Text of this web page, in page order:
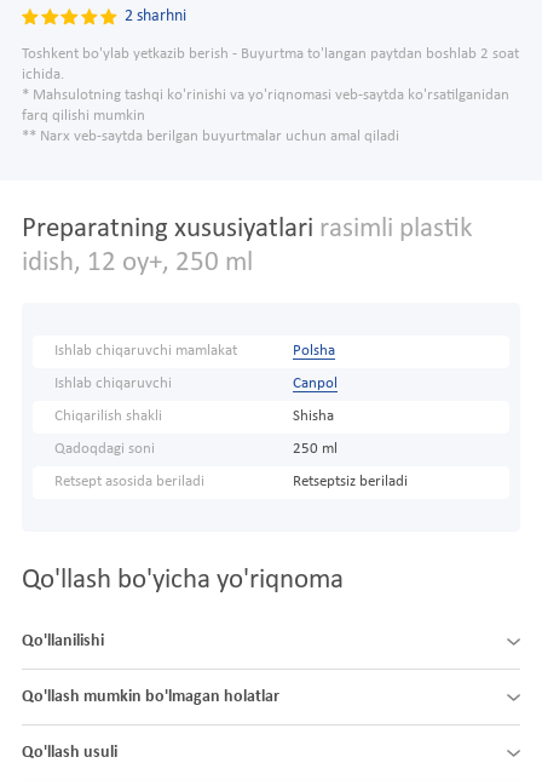
2 sharhni
Toshkent bo'ylab yetkazib berish - Buyurtma to'langan paytdan boshlab 2 soat
ichida.
* Mahsulotning tashqi ko'rinishi va yo'riqnomasi veb-saytda ko'rsatilganidan
farq qilishi mumkin
** Narx veb-saytda berilgan buyurtmalar uchun amal qiladi
Preparatning xususiyatlari rasimli plastik
idish, 12 oy+, 250 ml
Ishlab chiqaruvchi mamlakat Polsha
Ishlab chiqaruvchi Canpol
Chiqarilish shakli Shisha
Qadoqdagi soni 250 ml
Retsept asosida beriladi Retseptsiz beriladi
Qo'llash bo'yicha yo'riqnoma
Qo'llanilishi
Qo'llash mumkin bo'lmagan holatlar
Qo'llash usuli